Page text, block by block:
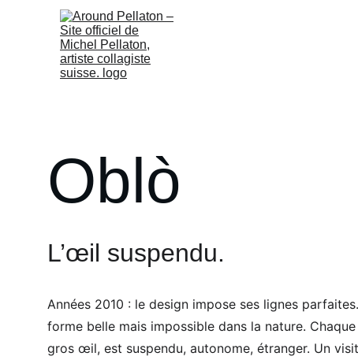
Oblò
L’œil suspendu.
Années 2010 : le design impose ses lignes
forme belle mais impossible dans la nature.
gros œil, est suspendu, autonome, étranger. Un